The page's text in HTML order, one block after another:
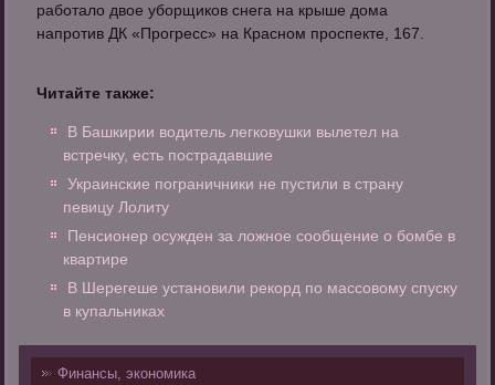
работало двое уборщиков снега на крыше дома
напротив ДК «Прогресс» на Красном проспекте, 167.
Читайте также:
В Башкирии водитель легковушки вылетел на
встречку, есть пострадавшие
Украинские пограничники не пустили в страну
певицу Лолиту
Пенсионер осужден за ложное сообщение о бомбе в
квартире
В Шерегеше установили рекорд по массовому спуску
в купальниках
Финансы, экономика